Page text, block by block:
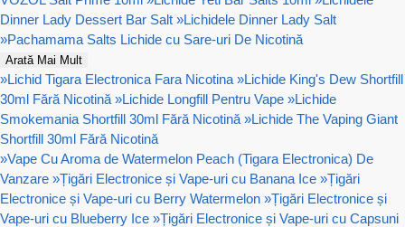
Dinner Lady Dessert Bar Salt »Lichidele Dinner Lady Salt
»Pachamama Salts Lichide cu Sare-uri De Nicotină
Arată Mai Mult
»Lichid Tigara Electronica Fara Nicotina »Lichide King's Dew Shortfill
30ml Fără Nicotină »Lichide Longfill Pentru Vape »Lichide
Smokemania Shortfill 30ml Fără Nicotină »Lichide The Vaping Giant
Shortfill 30ml Fără Nicotină
»Vape Cu Aroma de Watermelon Peach (Tigara Electronica) De
Vanzare »Țigări Electronice și Vape-uri cu Banana Ice »Țigări
Electronice și Vape-uri cu Berry Watermelon »Țigări Electronice și
Vape-uri cu Blueberry Ice »Țigări Electronice și Vape-uri cu Capsuni